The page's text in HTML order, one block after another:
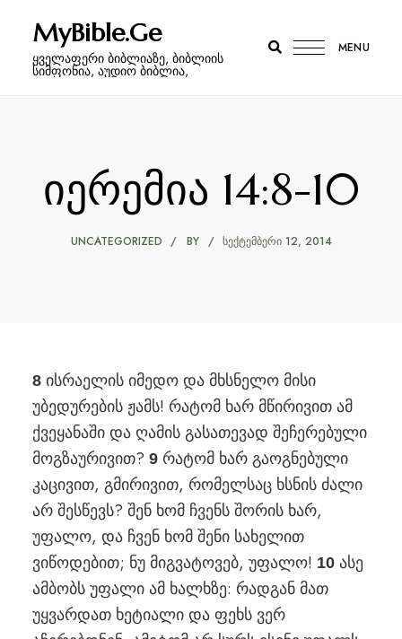
MyBible.Ge
ყველაფერი ბიბლიაზე, ბიბლიის
სიმფონია, აუდიო ბიბლია,
MENU
იერემია 14:8-10
UNCATEGORIZED BY ᲡᲔᲥᲢᲔᲛᲑᲔᲠᲘ 12, 2014
8 ისრაელის იმედო და მხსნელო მისი
უბედურების ჟამს! რატომ ხარ მწირივით ამ
ქვეყანაში და ღამის გასათევად შეჩერებული
მოგზაურივით? 9 რატომ ხარ გაოგნებული
კაცივით, გმირივით, რომელსაც ხსნის ძალი
არ შესწევს? შენ ხომ ჩვენს შორის ხარ,
უფალო, და ჩვენ ხომ შენი სახელით
ვიწოდებით; ნუ მიგვატოვებ, უფალო! 10 ასე
ამბობს უფალი ამ ხალხზე: რადგან მათ
უყვარდათ ხეტიალი და ფეხს ვერ